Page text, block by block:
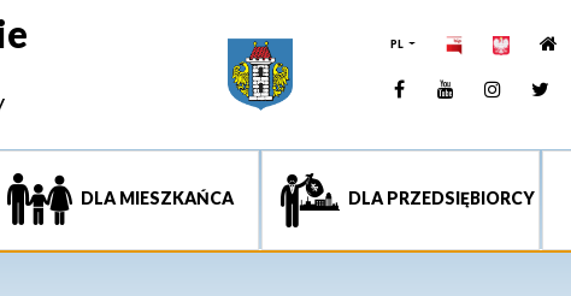
PL
FacebookYouTUbe
DLA MIESZKAŃCA DLA PRZEDSIĘBIORCY